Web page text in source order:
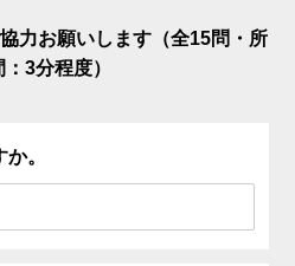
力お願いします（全15問・所
3分程度）
。